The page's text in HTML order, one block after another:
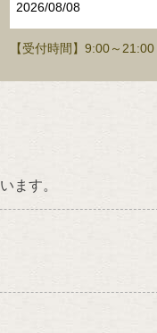
【受付時間 】9:00～21:00
ます。